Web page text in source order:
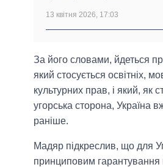
13 квітня 2026, 17:03
За його словами, йдеться
який стосується освітніх,
культурних прав, і який, як
угорська сторона, Україна
раніше.
Мадяр підкреслив, що для
принциповим гарантування